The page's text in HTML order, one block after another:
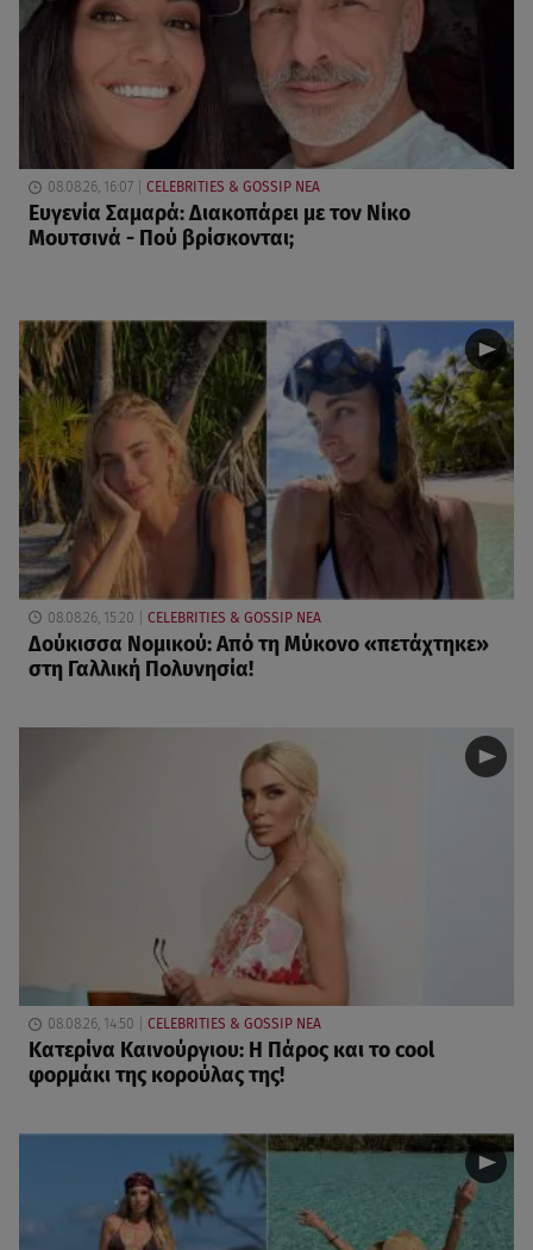
08.08.26, 16:07 CELEBRITIES & GOSSIP ΝΕΑ
Ευγενία Σαμαρά: Διακοπάρει με τον Νίκο
Μουτσινά - Πού βρίσκονται;
08.08.26, 15:20 CELEBRITIES & GOSSIP ΝΕΑ
Δούκισσα Νομικού: Από τη Μύκονο «πετάχτηκε»
στη Γαλλική Πολυνησία!
08.08.26, 14:50 CELEBRITIES & GOSSIP ΝΕΑ
Κατερίνα Καινούργιου: Η Πάρος και το cool
φορμάκι της κορούλας της!